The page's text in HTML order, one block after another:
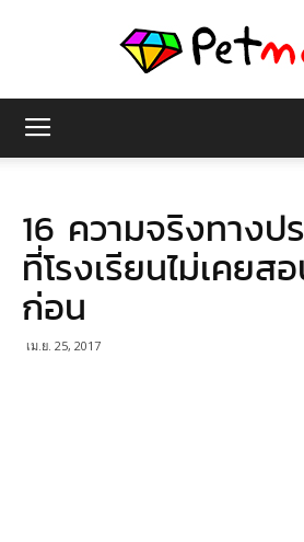
มายา
16 ความจริงทางป
ที่โรงเรียนไม่เคย
ก่อน
เม.ย. 25, 2017